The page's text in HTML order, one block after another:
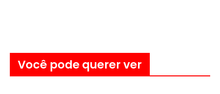
Você pode querer ver